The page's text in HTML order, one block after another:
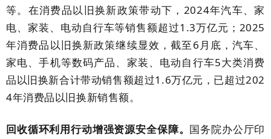
等。在消费品以旧换新政策带动下， 2024年汽车、家
电、家装、电动自行车等销售额超过1.3万亿元； 2025
年消费品以旧换新政策继续显效，截至6 月底，汽车、
家电、手机等数码产品、家装、电动自行车5大类消费
品以旧换新合计带动销售额超过1.6万亿元，已超过202
4年消费品以旧换新销售额。
回收循环利用行动增强资源安全保障。 国务院办公厅印